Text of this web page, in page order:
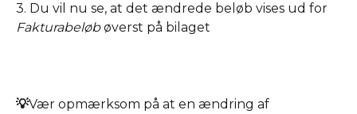
3. Du vil nu se, at det ændrede beløb vises ud for
Fakturabeløb øverst på bilaget
💡Vær opmærksom på at en ændring af